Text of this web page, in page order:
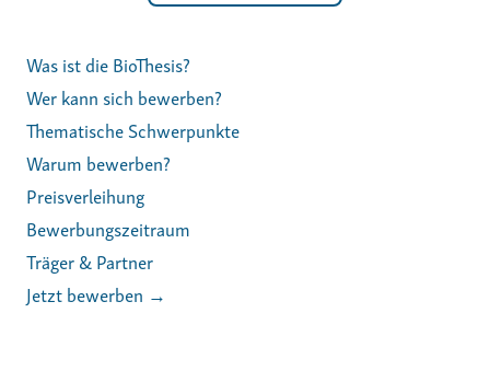
Was ist die BioThesis?
Wer kann sich bewerben?
Thematische Schwerpunkte
Warum bewerben?
Preisverleihung
Bewerbungszeitraum
Träger & Partner
Jetzt bewerben →